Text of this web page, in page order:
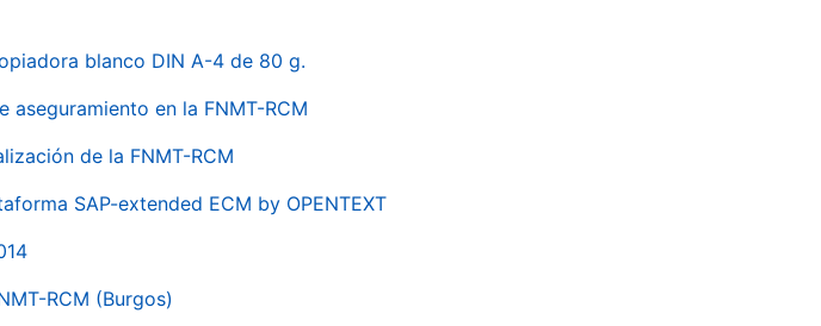
blanco DIN A-4 de 80 g.
en la FNMT-RCM
de la FNMT-RCM
SAP-extended ECM by OPENTEXT
RCM (Burgos)